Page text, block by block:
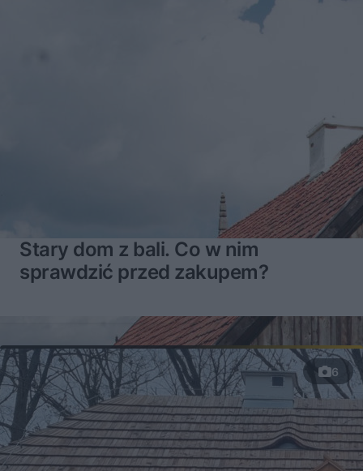
Stary dom z bali. Co w nim
sprawdzić przed zakupem?
6